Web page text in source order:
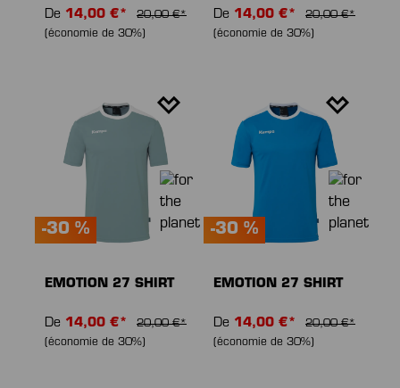
De 14,00 €*
20,00 €*
(économie de 30%)
De 14,00 €*
20,00 €*
(économie de 30%)
-30 %
EMOTION 27 SHIRT
De 14,00 €*
20,00 €*
(économie de 30%)
-30 %
EMOTION 27 SHIRT
De 14,00 €*
20,00 €*
(économie de 30%)